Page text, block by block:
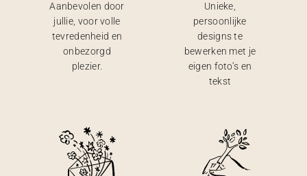
Aanbevolen door
jullie, voor volle
tevredenheid en
onbezorgd
plezier.
Unieke,
persoonlijke
designs te
bewerken met je
eigen foto’s en
tekst